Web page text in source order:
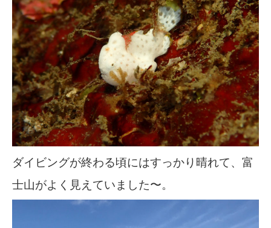
ダイビングが終わる頃にはすっかり晴れて、富
士山がよく見えていました〜。